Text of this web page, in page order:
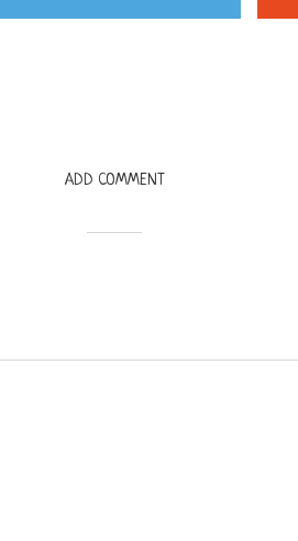
ADD COMMENT